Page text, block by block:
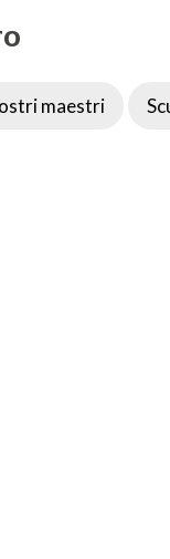
maestri